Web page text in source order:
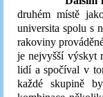
druhém místě
universita spolu s
rakoviny
je nejvyšší výskyt
lidí a spočíval v
každé skupině